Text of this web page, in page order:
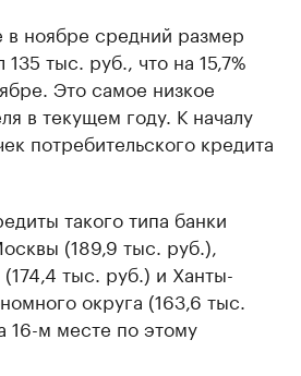
в ноябре средний размер
135 тыс. руб., что на 15,7%
Это самое низкое
в текущем году. К началу
потребительского кредита
такого типа банки
(189,9 тыс. руб.),
тыс. руб.) и Ханты-
округа (163,6 тыс.
16-м месте по этому